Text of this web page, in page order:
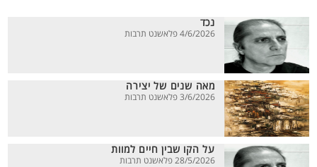
נכד
4/6/2026 פלאשנט תרבות
מאה שנים של יצירה
3/6/2026 פלאשנט תרבות
על הקו שבין חיים למוות
28/5/2026 פלאשנט תרבות